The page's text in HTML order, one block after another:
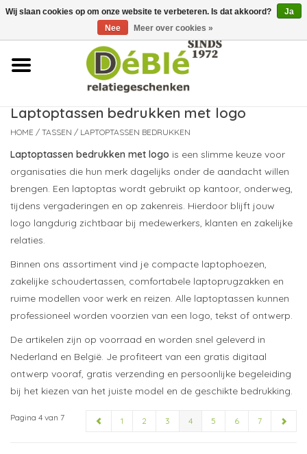
Over ons
Contact
Nieuws
Leveringsvoorwaarden
Laptoptassen bedrukken met logo
HOME / TASSEN / LAPTOPTASSEN BEDRUKKEN
Laptoptassen bedrukken met logo is een slimme keuze voor
organisaties die hun merk dagelijks onder de aandacht willen
brengen. Een laptoptas wordt gebruikt op kantoor, onderweg,
tijdens vergaderingen en op zakenreis. Hierdoor blijft jouw
logo langdurig zichtbaar bij medewerkers, klanten en zakelijke
relaties.
Binnen ons assortiment vind je compacte laptophoezen,
zakelijke schoudertassen, comfortabele laptoprugzakken en
ruime modellen voor werk en reizen. Alle laptoptassen kunnen
professioneel worden voorzien van een logo, tekst of ontwerp.
De artikelen zijn op voorraad en worden snel geleverd in
Nederland en België. Je profiteert van een gratis digitaal
ontwerp vooraf, gratis verzending en persoonlijke begeleiding
bij het kiezen van het juiste model en de geschikte bedrukking.
Pagina 4 van 7 1 2 3 4 5 6 7
Wij slaan cookies op om onze website te verbeteren. Is dat akkoord?
Ja
Nee
Meer over cookies »